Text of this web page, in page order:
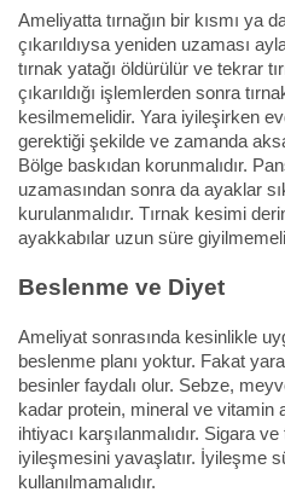
Ameliyatta tırnağın bir kısmı ya
çıkarıldıysa yeniden uzaması
tırnak yatağı öldürülür ve tekrar
çıkarıldığı işlemlerden sonra
kesilmemelidir. Yara iyileşirken
gerektiği şekilde ve zamanda
Bölge baskıdan korunmalıdır.
uzamasından sonra da ayaklar
kurulanmalıdır. Tırnak kesimi
ayakkabılar uzun süre
Beslenme ve Diyet
Ameliyat sonrasında kesinlikle
beslenme planı yoktur. Fakat
besinler faydalı olur. Sebze,
kadar protein, mineral ve vitamin
ihtiyacı karşılanmalıdır. Sigara
iyileşmesini yavaşlatır. İyileşme
kullanılmamalıdır.